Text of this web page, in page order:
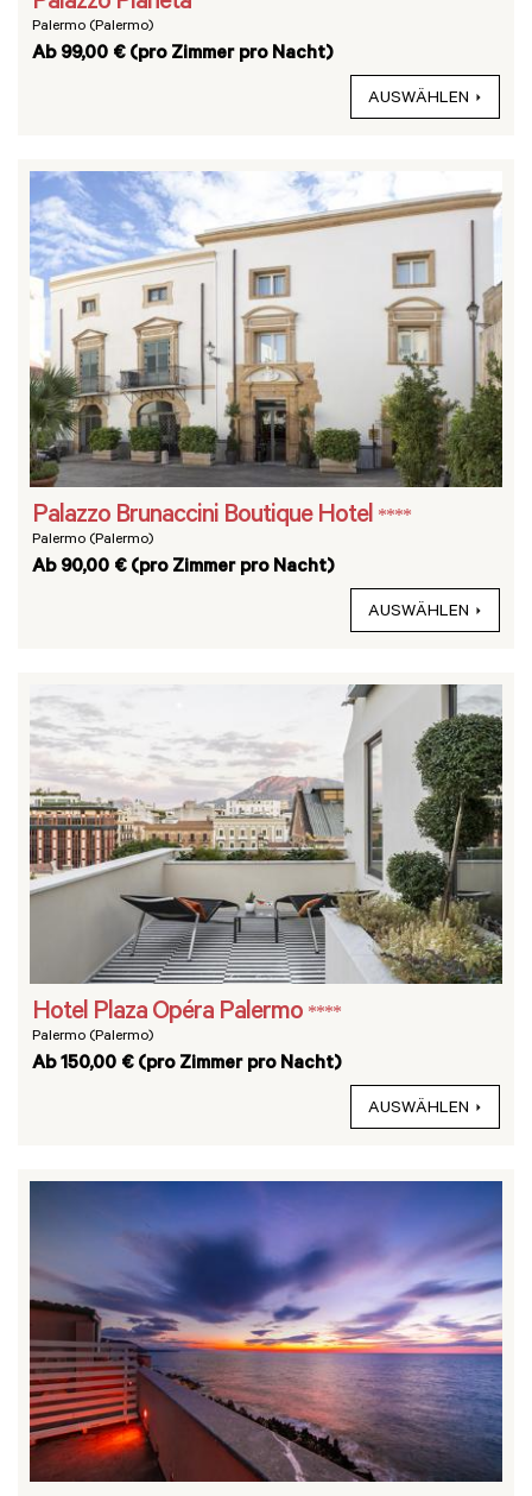
Palermo (Palermo)
Ab 99,00 € (pro Zimmer pro Nacht)
AUSWÄHLEN
Palazzo Brunaccini Boutique Hotel ****
Palermo (Palermo)
Ab 90,00 € (pro Zimmer pro Nacht)
AUSWÄHLEN
Hotel Plaza Opéra Palermo ****
Palermo (Palermo)
Ab 150,00 € (pro Zimmer pro Nacht)
AUSWÄHLEN